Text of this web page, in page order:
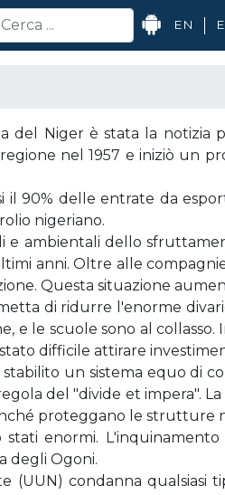
EN
Niger è stata la notizia
nel 1957 e iniziò un
90% delle entrate da
nigeriano.
e ambientali dello
anni. Oltre alle
Questa situazione
di ridurre l'enorme
le scuole sono al collasso.
difficile attirare
un sistema equo di
del "divide et impera".
proteggano le strutture
enormi.
degli Ogoni.
(UUN) condanna qualsiasi